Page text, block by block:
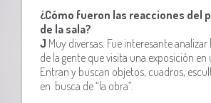
¿Cómo fueron las reacciones del
de la sala?
J Muy diversas. Fue interesante
de la gente que visita una exposición en
Entran y buscan objetos, cuadros,
en busca de “la obra”.